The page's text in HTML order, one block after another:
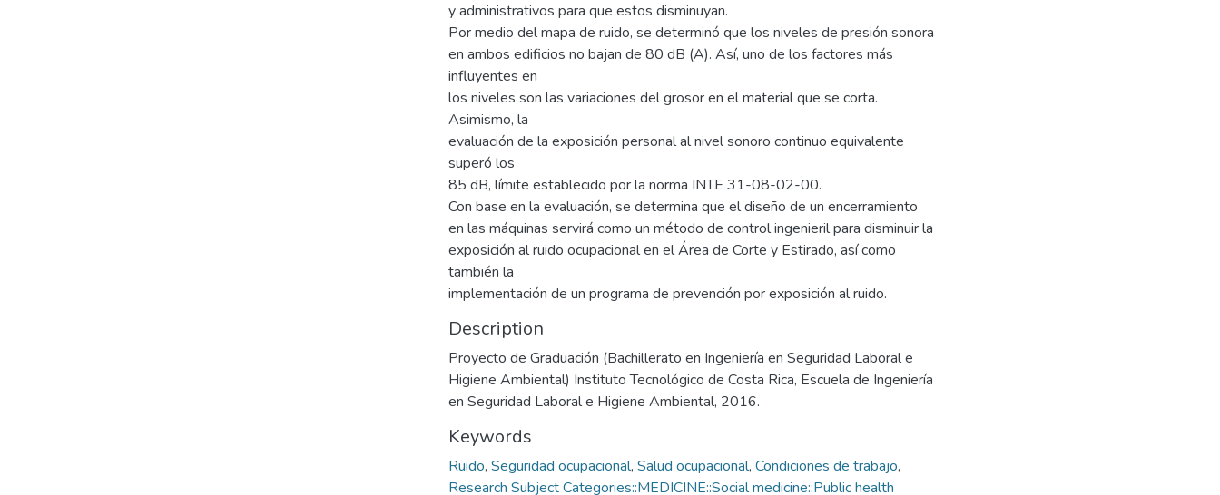
y administrativos para que estos disminuyan.
Por medio del mapa de ruido, se determinó que los niveles de presión sonora
en ambos edificios no bajan de 80 dB (A). Así, uno de los factores más
influyentes en
los niveles son las variaciones del grosor en el material que se corta.
Asimismo, la
evaluación de la exposición personal al nivel sonoro continuo equivalente
superó los
85 dB, límite establecido por la norma INTE 31-08-02-00.
Con base en la evaluación, se determina que el diseño de un encerramiento
en las máquinas servirá como un método de control ingenieril para disminuir la
exposición al ruido ocupacional en el Área de Corte y Estirado, así como
también la
implementación de un programa de prevención por exposición al ruido.
Description
Proyecto de Graduación (Bachillerato en Ingeniería en Seguridad Laboral e
Higiene Ambiental) Instituto Tecnológico de Costa Rica, Escuela de Ingeniería
en Seguridad Laboral e Higiene Ambiental, 2016.
Keywords
Ruido, Seguridad ocupacional, Salud ocupacional, Condiciones de trabajo,
Research Subject Categories::MEDICINE::Social medicine::Public health